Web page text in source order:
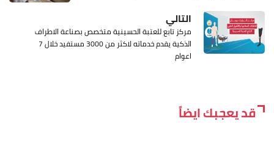
التالي
مركز تابع للعتبة الحسينية متخصص بصناعة الاطراف
الذكية يقدم خدماته لاكثر من 3000 مستفيد خلال 7
اعوام
قد يعجبك ايضاً